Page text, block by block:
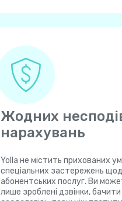
Жодних
нарахувань
Yolla не містить прихованих
спеціальних застережень
абонентських послуг. Ви
лише зроблені дзвінки,